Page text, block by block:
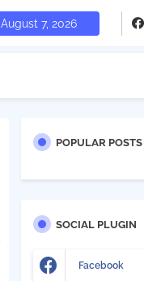
August 7, 2026
POPULAR POSTS
SOCIAL PLUGIN
Facebook